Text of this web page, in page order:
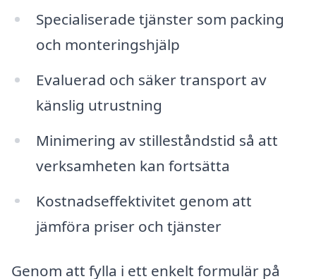
Specialiserade tjänster som packing
och monteringshjälp
Evaluerad och säker transport av
känslig utrustning
Minimering av stilleståndstid så att
verksamheten kan fortsätta
Kostnadseffektivitet genom att
jämföra priser och tjänster
Genom att fylla i ett enkelt formulär på